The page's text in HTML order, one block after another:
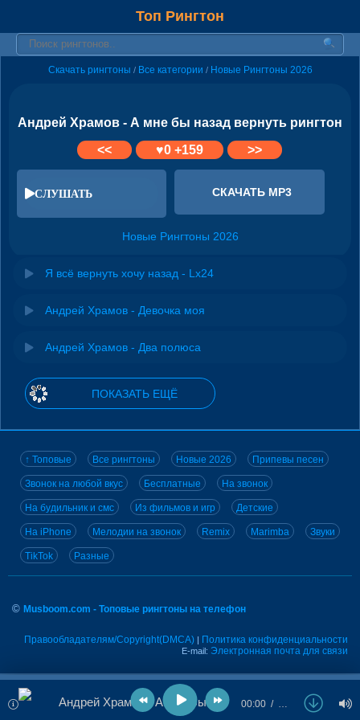
Топ Рингтон
Скачать рингтоны / Все категории / Новые Рингтоны 2026
Андрей Храмов - А мне бы назад вернуть рингтон
<<
♥0+159 >>
СЛУШАТЬ СКАЧАТЬ MP3
Новые Рингтоны 2026
Я всё вернуть хочу назад - Lx24
Андрей Храмов - Девочка моя
Андрей Храмов - Два полюса
ПОКАЗАТЬ ЕЩЁ
↑ Топовые Все рингтоны Новые 2026 Припевы песен
Звонок на любой вкус Бесплатные На звонок
На будильник и смс Из фильмов и игр Детские
На iPhone Мелодии на звонок Remix Marimba Звуки
TikTok Разные
© Musboom.com - Топовые рингтоны на телефон
Правообладателям/Copyright(DMCA) | Политика конфиденциальности
E-mail: Электронная почта для связи
Андрей Храмов - А мне бы назад вернуть 00:00 …